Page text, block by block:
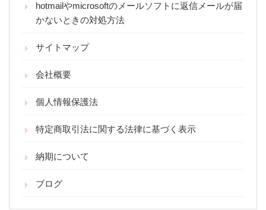
hotmailやmicrosoftのメールソフトに返信メールが届
かないときの対処方法
サイトマップ
会社概要
個人情報保護法
特定商取引法に関する法律に基づく表示
納期について
ブログ